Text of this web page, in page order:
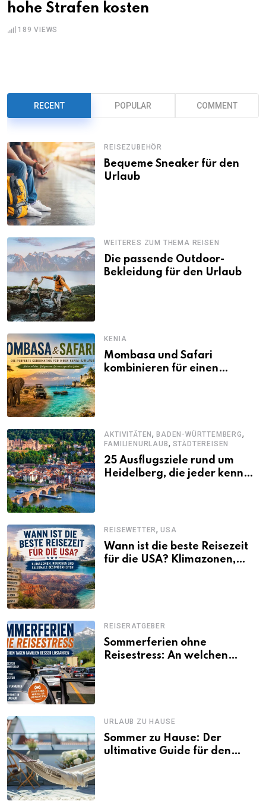
hohe Strafen kosten
189 VIEWS
RECENT POPULAR COMMENT
REISEZUBEHÖR
Bequeme Sneaker für den
Urlaub
WEITERES ZUM THEMA REISEN
Die passende Outdoor-
Bekleidung für den Urlaub
KENIA
Mombasa und Safari
kombinieren für einen
AKTIVITÄTEN,BADEN-WÜRTTEMBERG,
FAMILIENURLAUB, STÄDTEREISEN
25 Ausflugsziele rund um
Heidelberg, die jeder kennen
REISEWETTER,USA
Wann ist die beste Reisezeit
für die USA? Klimazonen,
REISERATGEBER
Sommerferien ohne
Reisestress: An welchen
URLAUB ZU HAUSE
Sommer zu Hause: Der
ultimative Guide für den